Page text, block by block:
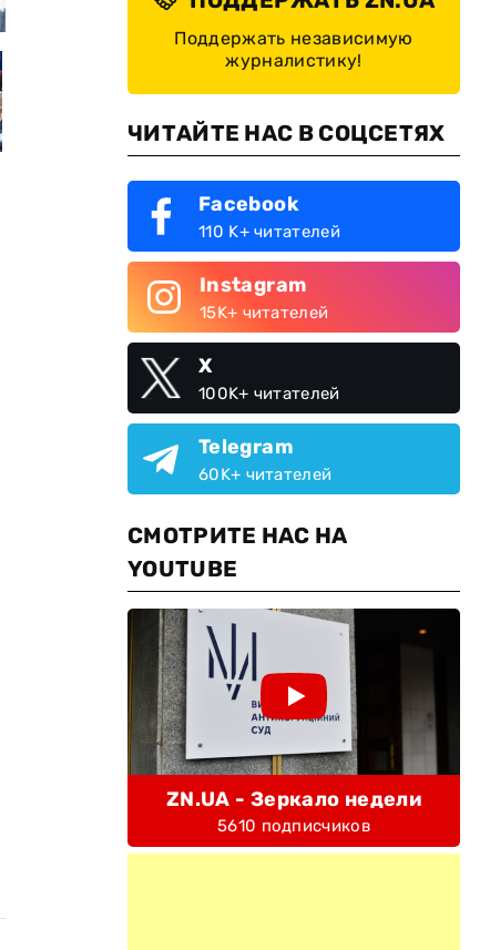
© Евгений Фельдман/Новая Газета
Поддержать независимую
журналистику!
ЧИТАЙТЕ НАС В СОЦСЕТЯХ
Facebook
110 K+ читателей
Instagram
15K+ читателей
X
100K+ читателей
Telegram
60K+ читателей
СМОТРИТЕ НАС НА
YOUTUBE
ZN.UA - Зеркало недели
5610 подписчиков